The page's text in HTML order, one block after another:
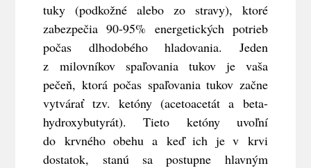
tuky (podkožné alebo zo stravy), ktoré
zabezpečia 90-95% energetických potrieb
počas dlhodobého hladovania. Jeden
z milovníkov spaľovania tukov je vaša
pečeň, ktorá počas spaľovania tukov začne
vytvárať tzv. ketóny (acetoacetát a beta-
hydroxybutyrát). Tieto ketóny uvoľní
do krvného obehu a keď ich je v krvi
dostatok, stanú sa postupne hlavným